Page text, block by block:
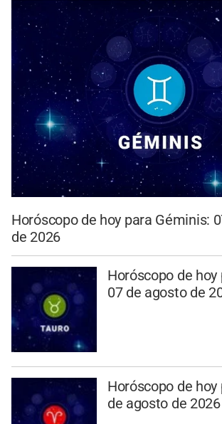
Horóscopo de hoy para Géminis:
de 2026
Horóscopo de hoy
07 de agosto de
Horóscopo de
de agosto de 2026